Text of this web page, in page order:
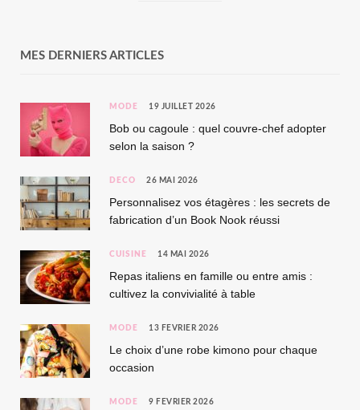
MES DERNIERS ARTICLES
MODE 19 JUILLET 2026
Bob ou cagoule : quel couvre-chef adopter
selon la saison ?
DÉCO 26 MAI 2026
Personnalisez vos étagères : les secrets de
fabrication d’un Book Nook réussi
CUISINE 14 MAI 2026
Repas italiens en famille ou entre amis :
cultivez la convivialité à table
MODE 13 FÉVRIER 2026
Le choix d’une robe kimono pour chaque
occasion
MODE 9 FÉVRIER 2026